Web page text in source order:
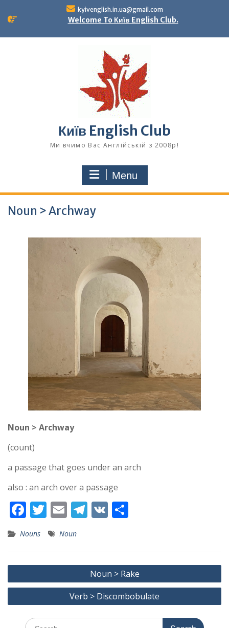
kyivenglish.in.ua@gmail.com
Welcome To Київ English Club.
Київ English Club
Ми вчимо Вас Англійській з 2008р!
Menu
Noun > Archway
Noun > Archway
(count)
a passage that goes under an arch
also : an arch over a passage
F
e
b
o
k
T
w
itt
er
E
ai
l
T
gr
a
m
V
e
Nouns Noun
Post
navigation
Noun > Rake
Verb > Discombobulate
Search